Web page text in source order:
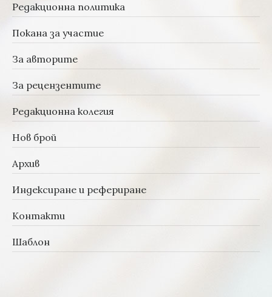
Редакционна политика
Покана за участие
За авторите
За рецензентите
Редакционна колегия
Нов брой
Архив
Индексиране и рефериране
Контакти
Шаблон